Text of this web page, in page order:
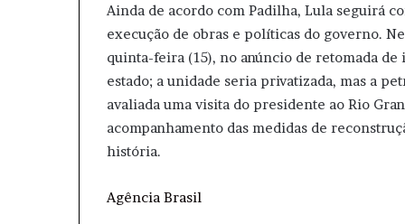
Ainda de acordo com Padilha, Lula seguirá
execução de obras e políticas do governo.
quinta-feira (15), no anúncio de retomada
estado; a unidade seria privatizada, mas a
avaliada uma visita do presidente ao Rio
acompanhamento das medidas de
história.
Agência Brasil